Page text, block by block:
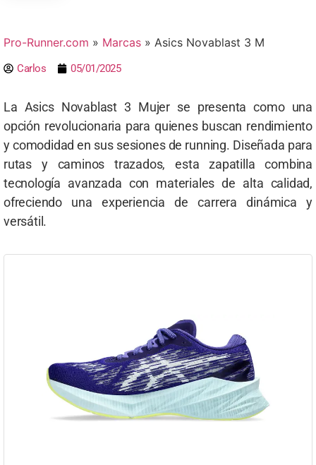
Pro-Runner.com » Marcas » Asics Novablast 3 M
Carlos 05/01/2025
La Asics Novablast 3 Mujer se presenta como una
opción revolucionaria para quienes buscan rendimiento
y comodidad en sus sesiones de running. Diseñada para
rutas y caminos trazados, esta zapatilla combina
tecnología avanzada con materiales de alta calidad,
ofreciendo una experiencia de carrera dinámica y
versátil.